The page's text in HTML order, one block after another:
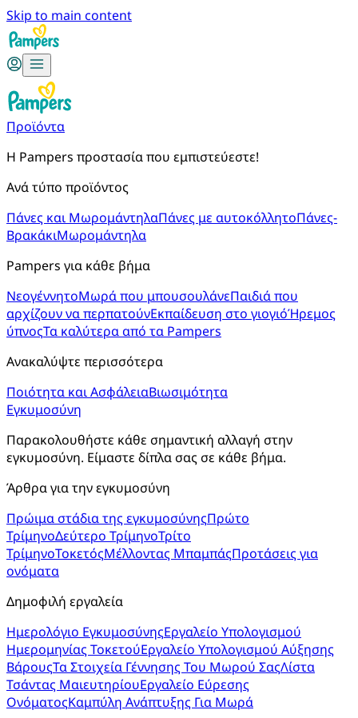
Skip to main content
Προϊόντα
Η Pampers προστασία που εμπιστεύεστε!
Ανά τύπο προϊόντος
Πάνες και ΜωρομάντηλαΠάνες με αυτοκόλλητοΠάνες-
ΒρακάκιΜωρομάντηλα
Pampers για κάθε βήμα
ΝεογέννητοΜωρά που μπουσουλάνεΠαιδιά που
αρχίζουν να περπατούνΕκπαίδευση στο γιογιόΉρεμος
ύπνοςΤα καλύτερα από τα Pampers
Ανακαλύψτε περισσότερα
Ποιότητα και ΑσφάλειαΒιωσιμότητα
Εγκυμοσύνη
Παρακολουθήστε κάθε σημαντική αλλαγή στην
εγκυμοσύνη. Είμαστε δίπλα σας σε κάθε βήμα.
Άρθρα για την εγκυμοσύνη
Πρώιμα στάδια της εγκυμοσύνηςΠρώτο
ΤρίμηνοΔεύτερο ΤρίμηνοΤρίτο
ΤρίμηνοΤοκετόςΜέλλοντας ΜπαμπάςΠροτάσεις για
ονόματα
Δημοφιλή εργαλεία
Ημερολόγιο ΕγκυμοσύνηςΕργαλείο Υπολογισμού
Ημερομηνίας ΤοκετούΕργαλείο Υπολογισμού Αύξησης
ΒάρουςΤα Στοιχεία Γέννησης Του Μωρού ΣαςΛίστα
Τσάντας ΜαιευτηρίουΕργαλείο Εύρεσης
ΟνόματοςΚαμπύλη Ανάπτυξης Για Μωρά